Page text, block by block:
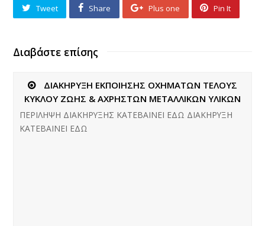
Tweet Share Plus one Pin It
Διαβάστε επίσης
ΔΙΑΚΗΡΥΞΗ ΕΚΠΟΙΗΣΗΣ ΟΧΗΜΑΤΩΝ ΤΕΛΟΥΣ
ΚΥΚΛΟΥ ΖΩΗΣ & ΑΧΡΗΣΤΩΝ ΜΕΤΑΛΛΙΚΩΝ ΥΛΙΚΩΝ
ΠΕΡΙΛΗΨΗ ΔΙΑΚΗΡΥΞΗΣ ΚΑΤΕΒΑΙΝΕΙ ΕΔΩ ΔΙΑΚΗΡΥΞΗ
ΚΑΤΕΒΑΙΝΕΙ ΕΔΩ